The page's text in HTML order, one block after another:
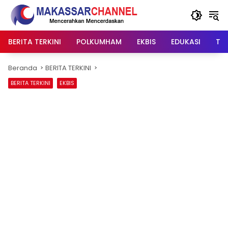
Langsung
konten
BERITA TERKINI
POLKUMHAM EKBIS EDUKASI
Beranda BERITA TERKINI
BERITA TERKINI EKBIS